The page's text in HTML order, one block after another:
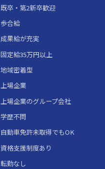
既卒・第2新卒歓迎
歩合給
成果給が充実
固定給35万円以上
地域密着型
上場企業
上場企業のグループ会社
学歴不問
自動車免許未取得でもOK
資格支援制度あり
転勤なし